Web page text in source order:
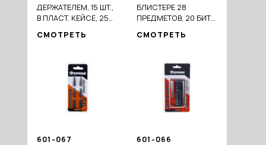
ДЕРЖАТЕЛЕМ, 15 ШТ.,
В ПЛАСТ. КЕЙСЕ, 25
2, 3 , SL5, 6, 7, T10
СМОТРЕТЬ
БЛИСТЕРЕ 28
ПРЕДМЕТОВ, 20 БИТ
МАГНИТНЫЙ
СМОТРЕТЬ
601-067
601-066